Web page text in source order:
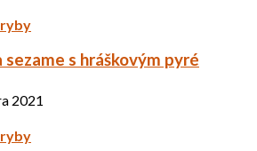
sezame s hráškovým pyré
2021